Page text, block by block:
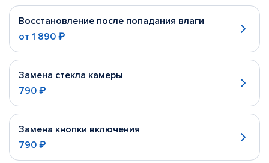
Восстановление после попадания влаги
от 1 890 ₽
Замена стекла камеры
790 ₽
Замена кнопки включения
790 ₽